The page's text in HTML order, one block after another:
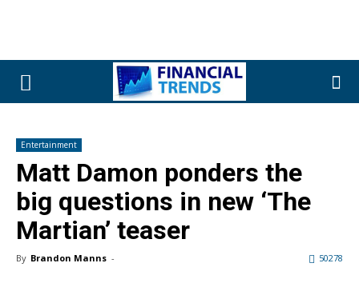
Entertainment
Matt Damon ponders the
big questions in new ‘The
Martian’ teaser
By Brandon Manns - 50278